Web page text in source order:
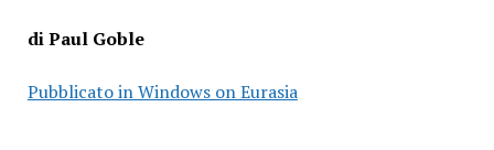
di Paul Goble
Pubblicato in Windows on Eurasia